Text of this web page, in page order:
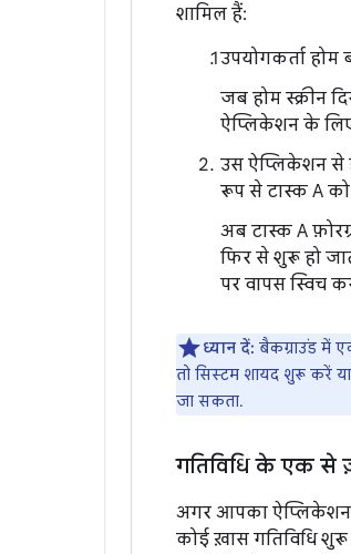
शामिल हैं:
उपयोगकर्ता
जब होम स्क्रीन
ऐप्लिकेशन के लिए
उस ऐप्लिकेशन से
रूप से टास्क A
अब टास्क A
फिर से शुरू हो
पर वापस स्विच
ध्यान दें: बैकग्राउंड में
तो सिस्टम शायद शुरू करें
जा सकता.
गतिविधि के एक से
अगर आपका ऐप्लिकेशन
कोई ख़ास गतिविधि